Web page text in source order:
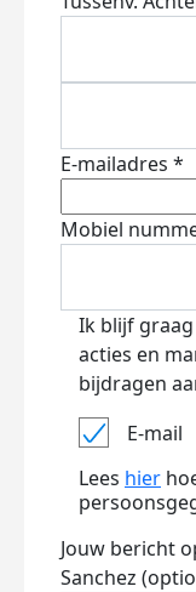
E-mailadres *
Mobiel
Ik blijf
acties en
bijdragen
E-mail
Lees hier
Jouw bericht
Sanchez